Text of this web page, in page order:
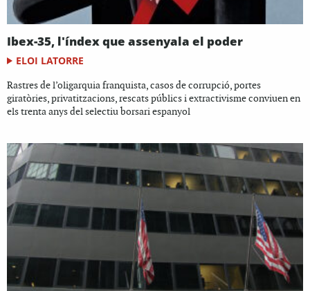
Ibex-35, l'índex que assenyala el poder
ELOI LATORRE
Rastres de l’oligarquia franquista, casos de corrupció, portes
giratòries, privatitzacions, rescats públics i extractivisme conviuen en
els trenta anys del selectiu borsari espanyol